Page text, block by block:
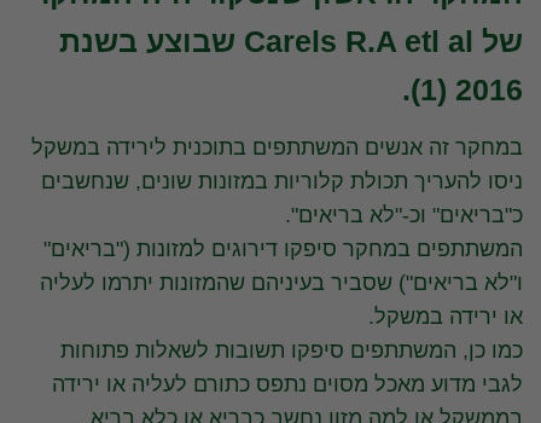
של Carels R.A etl al שבוצע בשנת
2016 (1).
במחקר זה אנשים המשתתפים בתוכנית לירידה במשקל
ניסו להעריך תכולת קלוריות במזונות שונים, שנחשבים
כ"בריאים" וכ-"לא בריאים".
המשתתפים במחקר סיפקו דירוגים למזונות ("בריאים"
ו"לא בריאים") שסביר בעיניהם שהמזונות יתרמו לעליה
או ירידה במשקל.
כמו כן, המשתתפים סיפקו תשובות לשאלות פתוחות
לגבי מדוע מאכל מסוים נתפס כתורם לעליה או ירידה
בממשקל או למה מזון נחשב כבריא או כלא בריא.